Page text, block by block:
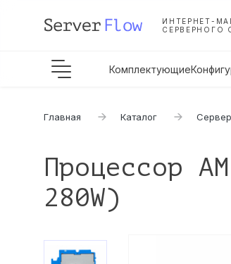
ИНТЕРНЕТ-
СЕРВЕРНОГО
Комплектующие
Главная Каталог
Процессор
280W)